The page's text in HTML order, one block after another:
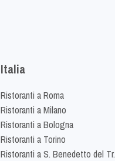
Italia
Ristoranti a Roma
Ristoranti a Milano
Ristoranti a Bologna
Ristoranti a Torino
Ristoranti a S. Benedetto del Tr.